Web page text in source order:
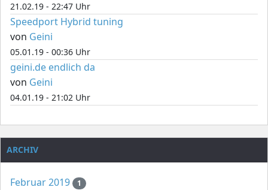
21.02.19 - 22:47 Uhr
Speedport Hybrid tuning
von Geini
05.01.19 - 00:36 Uhr
geini.de endlich da
von Geini
04.01.19 - 21:02 Uhr
ARCHIV
Februar 2019 1